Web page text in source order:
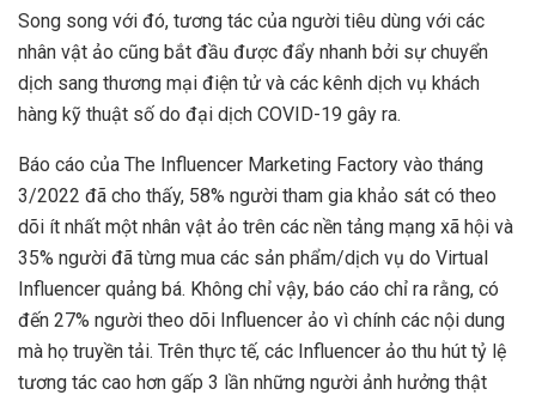
Song song với đó, tương tác của người tiêu dùng với các
nhân vật ảo cũng bắt đầu được đẩy nhanh bởi sự chuyển
dịch sang thương mại điện tử và các kênh dịch vụ khách
hàng kỹ thuật số do đại dịch COVID-19 gây ra.
Báo cáo của The Influencer Marketing Factory vào tháng
3/2022 đã cho thấy, 58% người tham gia khảo sát có theo
dõi ít nhất một nhân vật ảo trên các nền tảng mạng xã hội và
35% người đã từng mua các sản phẩm/dịch vụ do Virtual
Influencer quảng bá. Không chỉ vậy, báo cáo chỉ ra rằng, có
đến 27% người theo dõi Influencer ảo vì chính các nội dung
mà họ truyền tải. Trên thực tế, các Influencer ảo thu hút tỷ lệ
tương tác cao hơn gấp 3 lần những người ảnh hưởng thật